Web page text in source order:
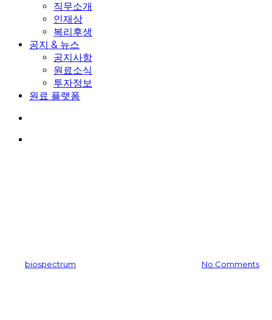
직무소개
인재상
복리후생
공지 & 뉴스
공지사항
원료소식
투자정보
원료 플랫폼
biospectrum No Comments